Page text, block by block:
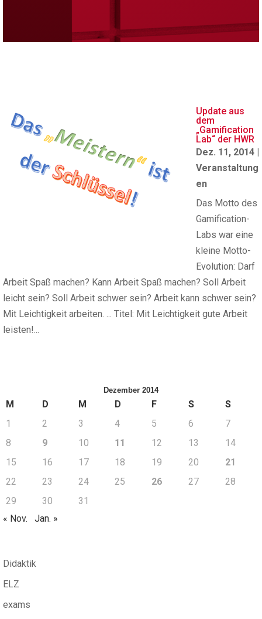
Update aus
dem
„Gamification
Lab“ der HWR
Dez. 11, 2014 |
Veranstaltung
en
Das Motto des
Gamification-
Labs war eine
kleine Motto-
Evolution: Darf
Arbeit Spaß machen? Kann Arbeit Spaß machen? Soll Arbeit
leicht sein? Soll Arbeit schwer sein? Arbeit kann schwer sein?
Mit Leichtigkeit arbeiten. ... Titel: Mit Leichtigkeit gute Arbeit
leisten!...
Dezember 2014
M D M D F S
S
1
2 3 4 5 6
7
8
9 10 11 12 13
14
15
16 17 18 19 20
21
22
23 24 25 26 27
28
29
30
31
« Nov.
Jan. »
Didaktik
ELZ
exams